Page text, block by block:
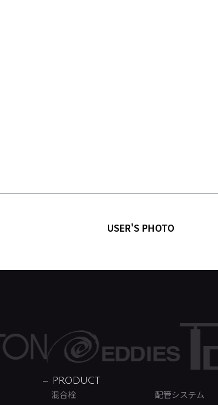
USER'S PHOTO
PRODUCT
混合栓
配管システム